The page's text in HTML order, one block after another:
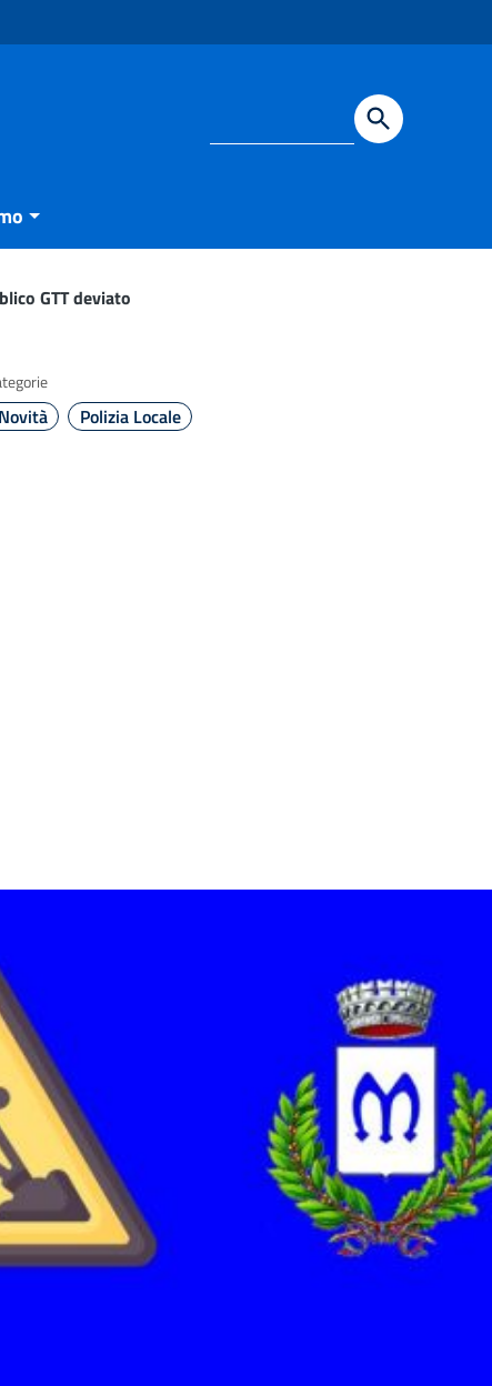
GTT deviato
Novità Polizia Locale